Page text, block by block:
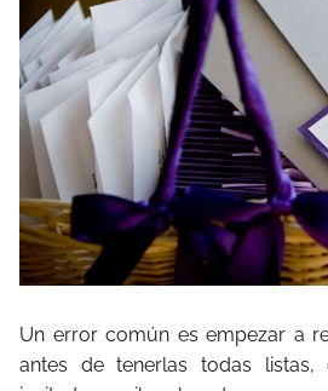
Un error común es empezar a
antes de tenerlas todas